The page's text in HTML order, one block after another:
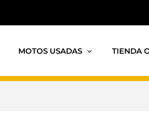
MOTOS USADAS TIENDA